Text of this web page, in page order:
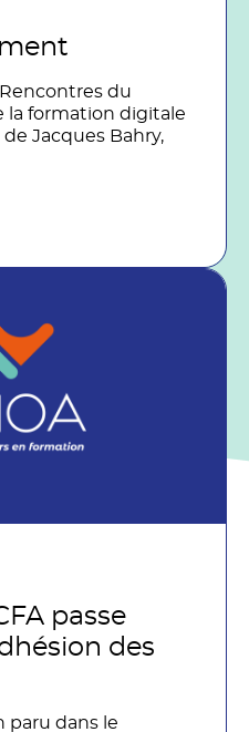
du
la formation digitale
Jacques Bahry,
passe
des
paru dans le